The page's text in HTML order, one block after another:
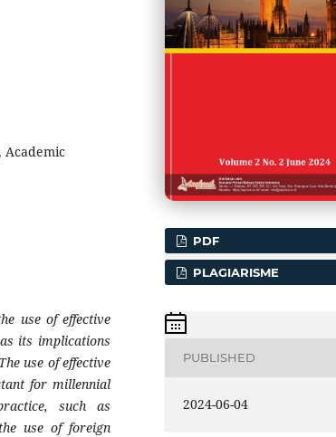
Academic
use of effective
its implications
use of effective
for millennial
such as
use of foreign
PDF
PLAGIARISME
PUBLISHED
2024-06-04